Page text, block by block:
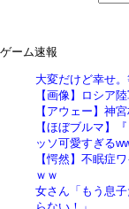
ゲーム速報
大変だけど幸せ。
【画像】ロシア
【アウェー】神
【ほぼブルマ】
ッソ可愛すぎる
【愕然】不眠症
ｗｗ
女さん「もう息